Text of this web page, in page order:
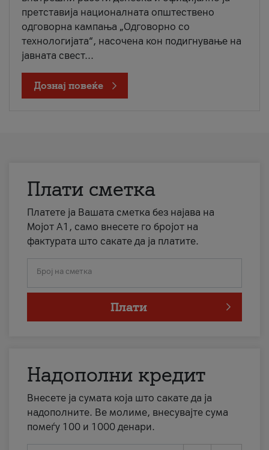
претставија националната општествено
одговорна кампања „Одговорно со
технологијата“, насочена кон подигнување на
јавната свест...
Дознај повеќе
Плати сметка
Платете ја Вашата сметка без најава на
Мојот А1, само внесете го бројот на
фактурата што сакате да ја платите.
Број на сметка
Плати
Надополни кредит
Внесете ја сумата која што сакате да ја
надополните. Ве молиме, внесувајте сума
помеѓу 100 и 1000 денари.